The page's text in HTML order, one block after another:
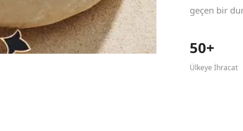
geçen bir
50+
Ülkeye İhracat